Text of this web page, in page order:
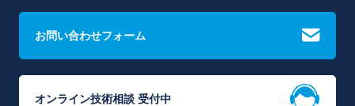
お問い合わせフォーム
オンライン技術相談 受付中